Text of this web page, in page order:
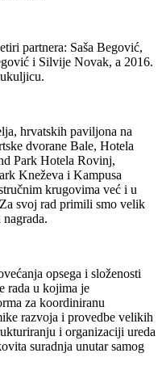
partnera: Saša Begović,
i Silvije Novak, a 2016.
hrvatskih paviljona na
dvorane Bale, Hotela
Park Hotela Rovinj,
Kneževa i Kampusa
krugovima već i u
svoj rad primili smo velik
opsega i složenosti
rada u kojima je
za koordiniranu
razvoja i provedbe velikih
i organizaciji ureda
suradnja unutar samog